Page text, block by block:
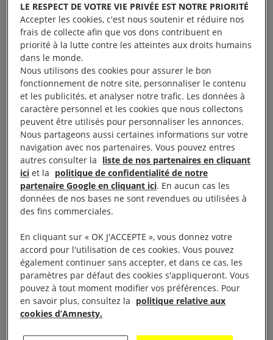
groupe d’Amnesty International tiendra un stand de
documentation et d’information AI de 9h à 19h à la
cité MAME du 28 au 30 mars.
LE RESPECT DE VOTRE VIE PRIVÉE EST NOTRE PRIORITÉ
Accepter les cookies, c'est nous soutenir et réduire nos
frais de collecte afin que vos dons contribuent en
priorité à la lutte contre les atteintes aux droits humains
dans le monde.
Nous utilisons des cookies pour assurer le bon
fonctionnement de notre site, personnaliser le contenu
et les publicités, et analyser notre trafic. Les données à
caractère personnel et les cookies que nous collectons
peuvent être utilisés pour personnaliser les annonces.
Nous partageons aussi certaines informations sur votre
navigation avec nos partenaires. Vous pouvez entres
autres consulter la liste de nos partenaires en cliquant
ici et la politique de confidentialité de notre
partenaire Google en cliquant ici. En aucun cas les
données de nos bases ne sont revendues ou utilisées à
des fins commerciales.
En cliquant sur « OK J'ACCEPTE », vous donnez votre
accord pour l'utilisation de ces cookies. Vous pouvez
également continuer sans accepter, et dans ce cas, les
paramètres par défaut des cookies s'appliqueront. Vous
pouvez à tout moment modifier vos préférences. Pour
en savoir plus, consultez la politique relative aux
cookies d’Amnesty.